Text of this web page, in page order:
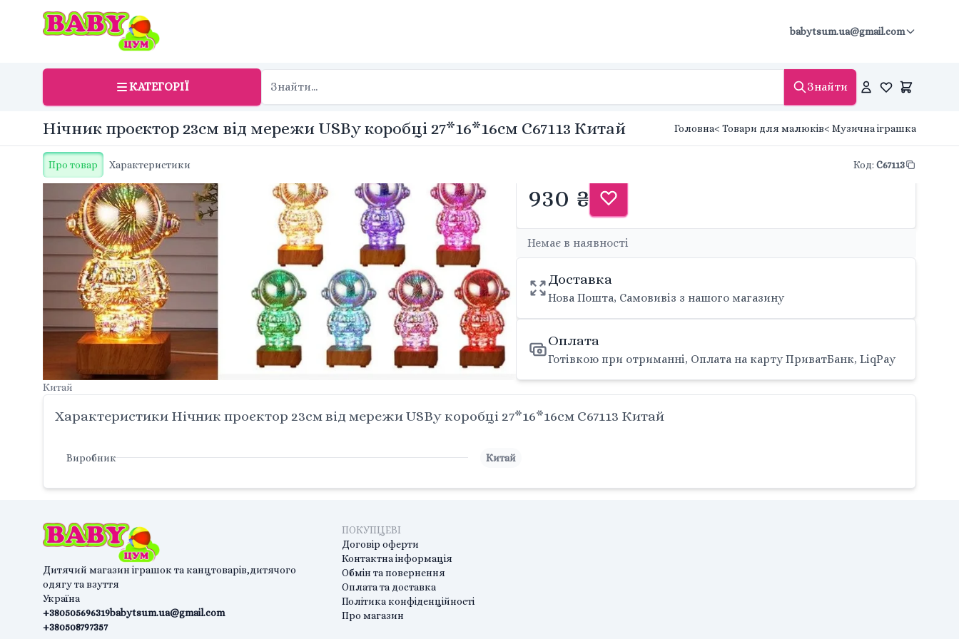
babytsum.ua@gmail.com
КАТЕГОРІЇ Знайти
Нічник проєктор 23см від мережи USBу коробці 27*16*16см C67113 Китай Головна< Товари для малюків< Музична іграшка
Про товар Характеристики Код: C67113
Китай
930 ₴
Немає в наявності
Доставка
Нова Пошта, Самовивіз з нашого магазину
Оплата
Готівкою при отриманні, Оплата на карту ПриватБанк, LiqPay
Характеристики Нічник проєктор 23см від мережи USBу коробці 27*16*16см C67113 Китай
Виробник Китай
Дитячий магазин іграшок та канцтоварів,дитячого
одягу та взуття
Україна
+380505696319
+380508797357
babytsum.ua@gmail.com
ПОКУПЦЕВІ
Договір оферти
Контактна інформація
Обмін та повернення
Оплата та доставка
Політика конфіденційності
Про магазин